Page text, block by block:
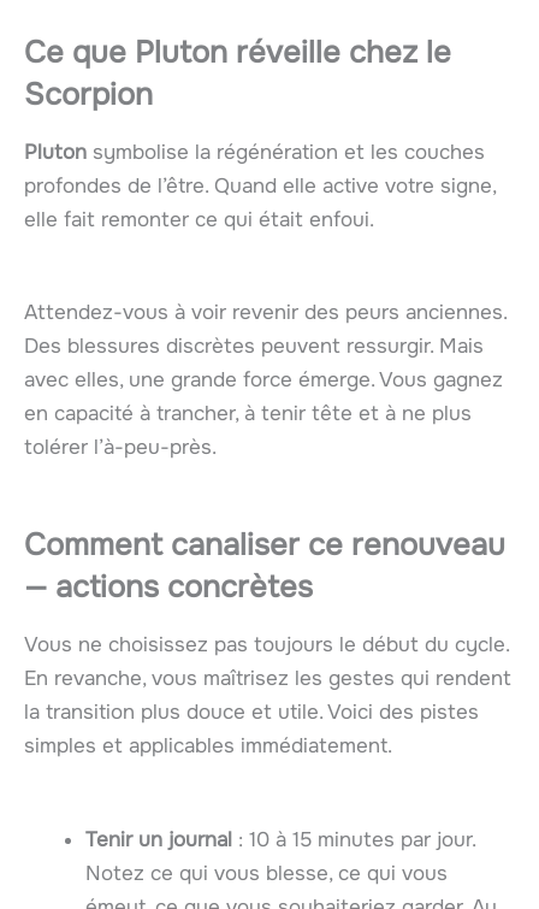
Ce que Pluton réveille chez le
Scorpion
Pluton symbolise la régénération et les couches
profondes de l’être. Quand elle active votre signe,
elle fait remonter ce qui était enfoui.
Attendez-vous à voir revenir des peurs anciennes.
Des blessures discrètes peuvent ressurgir. Mais
avec elles, une grande force émerge. Vous gagnez
en capacité à trancher, à tenir tête et à ne plus
tolérer l’à-peu-près.
Comment canaliser ce renouveau
— actions concrètes
Vous ne choisissez pas toujours le début du cycle.
En revanche, vous maîtrisez les gestes qui rendent
la transition plus douce et utile. Voici des pistes
simples et applicables immédiatement.
Tenir un journal : 10 à 15 minutes par jour.
Notez ce qui vous blesse, ce qui vous